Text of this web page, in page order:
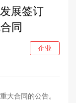
展签订
同
企业
大合同的公告。